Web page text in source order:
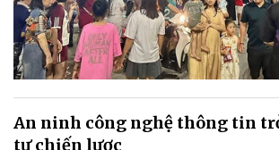
An ninh công nghệ thông tin
tư chiến lược